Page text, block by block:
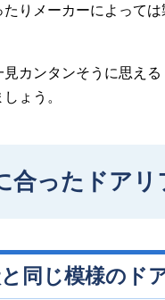
りメーカーによって
見カンタンそうに思え
ょう。
合ったドア
同じ模様のド